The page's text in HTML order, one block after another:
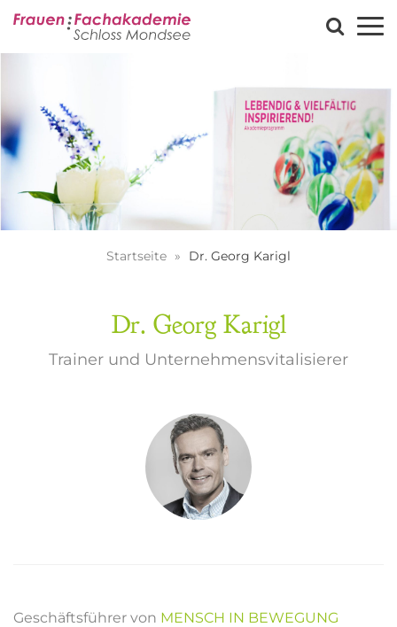
Startseite Dr. Georg Karigl
Dr. Georg Karigl
Trainer und Unternehmensvitalisierer
Geschäftsführer von MENSCH IN BEWEGUNG